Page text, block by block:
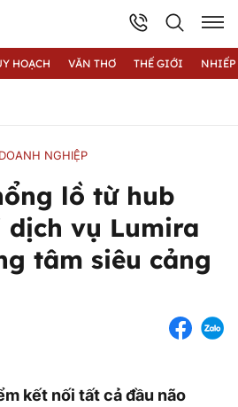
HOẠCH VĂN THƠ THẾ GIỚI
NGHIỆP
lồ từ hub
vụ Lumira
tâm siêu cảng
kết nối tất cả đầu não